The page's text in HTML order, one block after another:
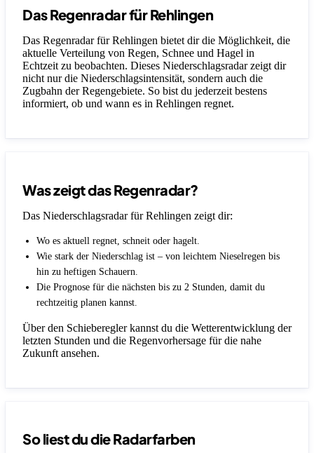
Das Regenradar für Rehlingen
Das Regenradar für Rehlingen bietet dir die Möglichkeit, die
aktuelle Verteilung von Regen, Schnee und Hagel in
Echtzeit zu beobachten. Dieses Niederschlagsradar zeigt dir
nicht nur die Niederschlagsintensität, sondern auch die
Zugbahn der Regengebiete. So bist du jederzeit bestens
informiert, ob und wann es in Rehlingen regnet.
Was zeigt das Regenradar?
Das Niederschlagsradar für Rehlingen zeigt dir:
Wo es aktuell regnet, schneit oder hagelt.
Wie stark der Niederschlag ist – von leichtem Nieselregen bis
hin zu heftigen Schauern.
Die Prognose für die nächsten bis zu 2 Stunden, damit du
rechtzeitig planen kannst.
Über den Schieberegler kannst du die Wetterentwicklung der
letzten Stunden und die Regenvorhersage für die nahe
Zukunft ansehen.
So liest du die Radarfarben